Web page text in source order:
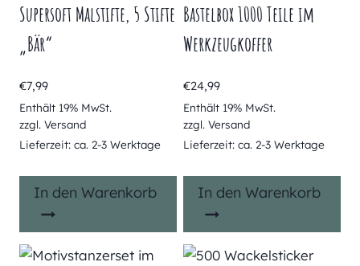
Supersoft Malstifte, 5 Stifte
„Bär“
€7,99
Enthält 19% MwSt.
zzgl. Versand
Lieferzeit: ca. 2-3 Werktage
In den Warenkorb
Bastelbox 1000 Teile im
Werkzeugkoffer
€24,99
Enthält 19% MwSt.
zzgl. Versand
Lieferzeit: ca. 2-3 Werktage
In den Warenkorb